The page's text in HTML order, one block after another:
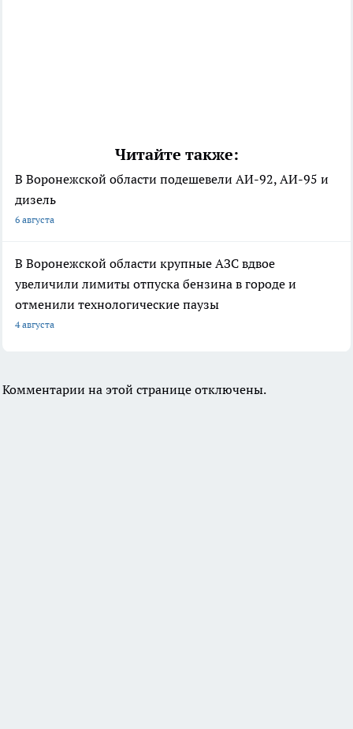
Читайте также:
В Воронежской области подешевели АИ-92, АИ-95 и
дизель
6 августа
В Воронежской области крупные АЗС вдвое
увеличили лимиты отпуска бензина в городе и
отменили технологические паузы
4 августа
Комментарии на этой странице отключены.